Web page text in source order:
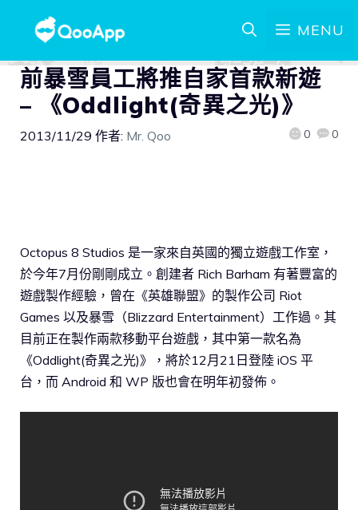
MENU
前暴雪員工將推自家首款新遊
– 《Oddlight(奇異之光)》
2013/11/29 作者: Mr. Qoo 0 0
Octopus 8 Studios 是一家來自英國的獨立遊戲工作室，
於今年7月份剛剛成立。創建者 Rich Barham 有著豐富的
遊戲製作經驗，曾在《英雄聯盟》的製作公司 Riot
Games 以及暴雪（Blizzard Entertainment）工作過。其
目前正在製作兩款移動平台遊戲，其中第一款名為
《Oddlight(奇異之光)》，將於12月21日登陸 iOS 平
台，而 Android 和 WP 版也會在明年初發佈。